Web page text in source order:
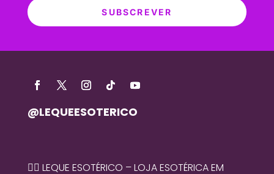
SUBSCREVER
@LEQUEESOTERICO
🧙‍♀️ LEQUE ESOTÉRICO – LOJA ESOTÉRICA EM